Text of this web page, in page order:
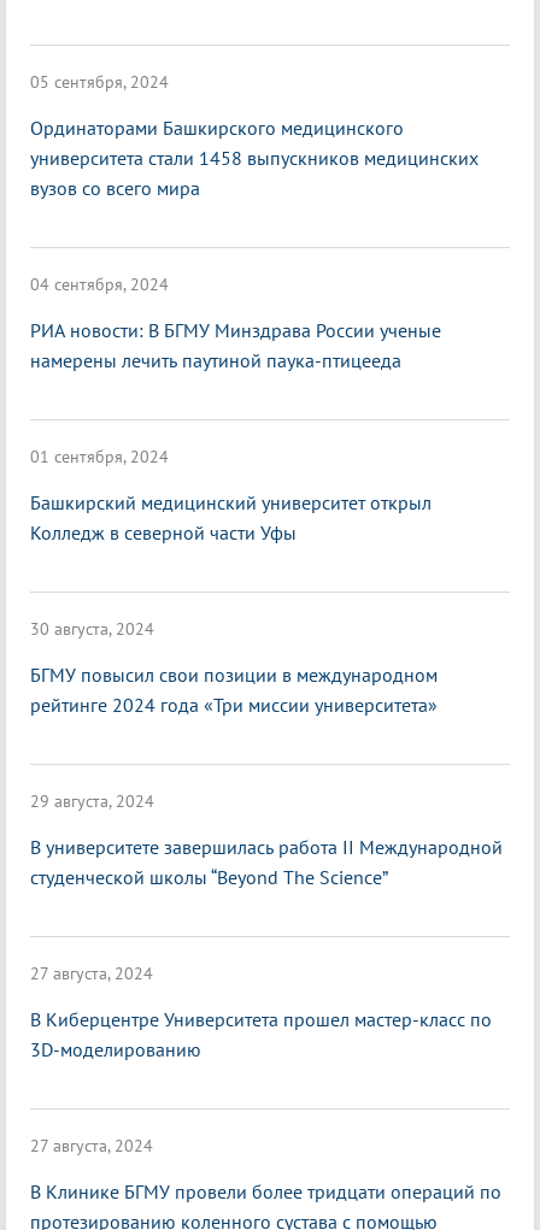
05 сентября, 2024
Ординаторами Башкирского медицинского
университета стали 1458 выпускников медицинских
вузов со всего мира
04 сентября, 2024
РИА новости: В БГМУ Минздрава России ученые
намерены лечить паутиной паука-птицееда
01 сентября, 2024
Башкирский медицинский университет открыл
Колледж в северной части Уфы
30 августа, 2024
БГМУ повысил свои позиции в международном
рейтинге 2024 года «Три миссии университета»
29 августа, 2024
В университете завершилась работа II Международной
студенческой школы “Beyond The Science”
27 августа, 2024
В Киберцентре Университета прошел мастер-класс по
3D-моделированию
27 августа, 2024
В Клинике БГМУ провели более тридцати операций по
протезированию коленного сустава с помощью